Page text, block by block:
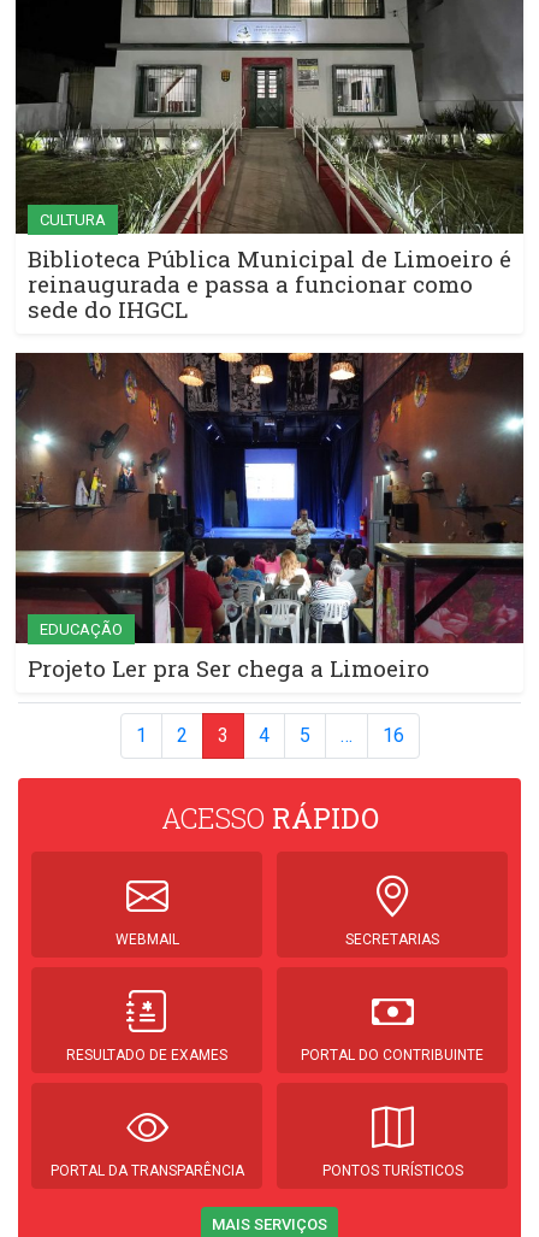
CULTURA
Biblioteca Pública Municipal de Limoeiro é
reinaugurada e passa a funcionar como
sede do IHGCL
EDUCAÇÃO
Projeto Ler pra Ser chega a Limoeiro
1 2 3 4 5 … 16
ACESSO RÁPIDO
WEBMAIL SECRETARIAS
RESULTADO DE EXAMES PORTAL DO CONTRIBUINTE
PORTAL DA TRANSPARÊNCIA PONTOS TURÍSTICOS
MAIS SERVIÇOS